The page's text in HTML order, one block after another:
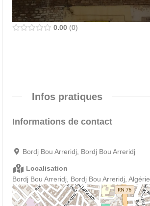
0.00 0
Infos pratiques
Informations de contact
Bordj Bou Arreridj, Bordj Bou Arreridj
Localisation
Bordj Bou Arreridj, Bordj Bou Arreridj, Algérie